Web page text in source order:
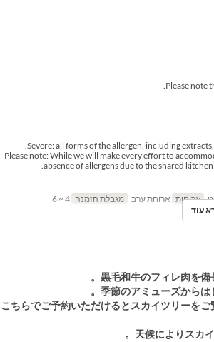
Severe: all forms of the allergen, including
Please note: While we will make every effort to
absence of allergens due to the shared
ארוחות ארוחת ערב מגבלת הזמנה
עוד
黒毛和牛のフィレ肉を備
季節のアミューズからは
こちらでご予約いただけるとスカイツリーを